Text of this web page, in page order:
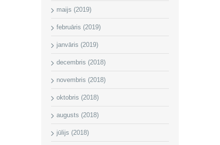
maijs (2019)
februāris (2019)
janvāris (2019)
decembris (2018)
novembris (2018)
oktobris (2018)
augusts (2018)
jūlijs (2018)